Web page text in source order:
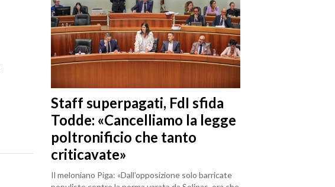
Staff superpagati, FdI sfida
Todde: «Cancelliamo la legge
poltronificio che tanto
criticavate»
Il meloniano Piga: «Dall’opposizione solo barricate